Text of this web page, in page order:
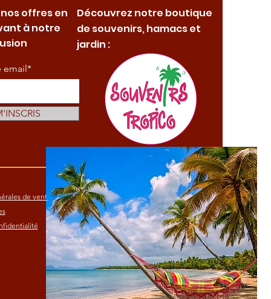
offres en
à notre
email*
de vente
Découvrez notre boutique
de souvenirs, hamacs et
jardin :